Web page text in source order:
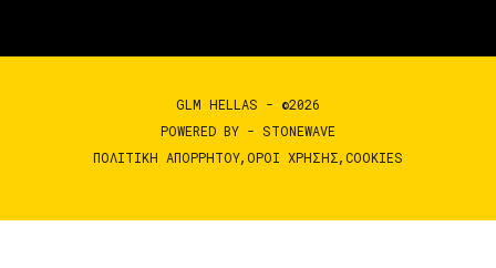
GLM HELLAS - ©2026
POWERED BY - STONEWAVE
ΠΟΛΙΤΙΚΉ ΑΠΟΡΡΉΤΟΥ ΌΡΟΙ ΧΡΉΣΗΣ COOKIES